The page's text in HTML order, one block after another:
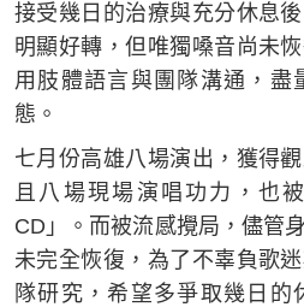
接受幾日的治療與充分休息
明顯好轉，但唯獨嗓音尚未
用肢體語言與團隊溝通，盡
態。
七月份高雄八場演出，獲得
且八場現場演唱功力，也
CD」。而被流感攪局，儘管
未完全恢復，為了不辜負歌
隊研究，希望多爭取幾日的